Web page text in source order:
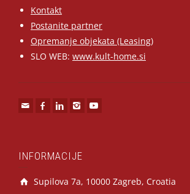
Kontakt
Postanite partner
Opremanje objekata (Leasing)
SLO WEB: www.kult-home.si
INFORMACIJE
Supilova 7a, 10000 Zagreb, Croatia